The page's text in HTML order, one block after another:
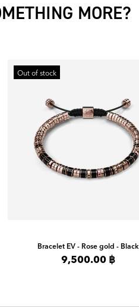
MORE?
Out of stock
Bracelet EV - Rose gold - Black
9,500.00 ฿